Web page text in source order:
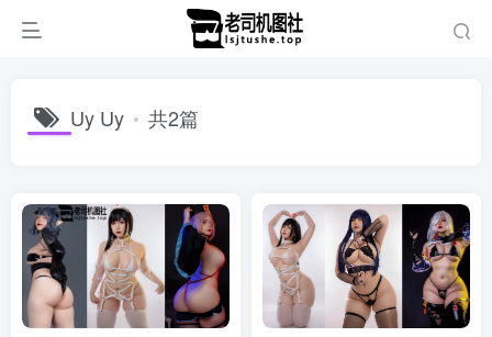
Uy Uy 共2篇